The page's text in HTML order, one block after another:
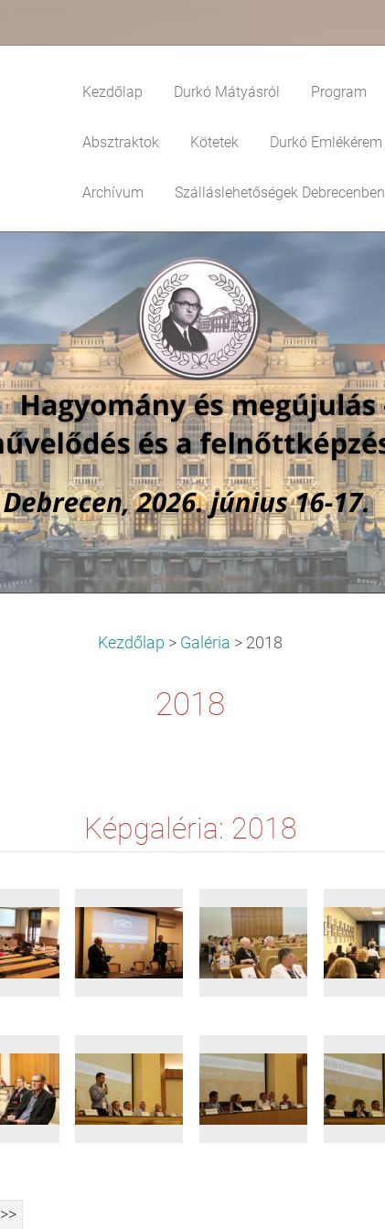
Kezdőlap Durkó Mátyásról Program
Absztraktok Kötetek Durkó Emlékérem
Archívum Szálláslehetőségek Debrecenben
Kezdőlap > Galéria > 2018
2018
Képgaléria: 2018
>>